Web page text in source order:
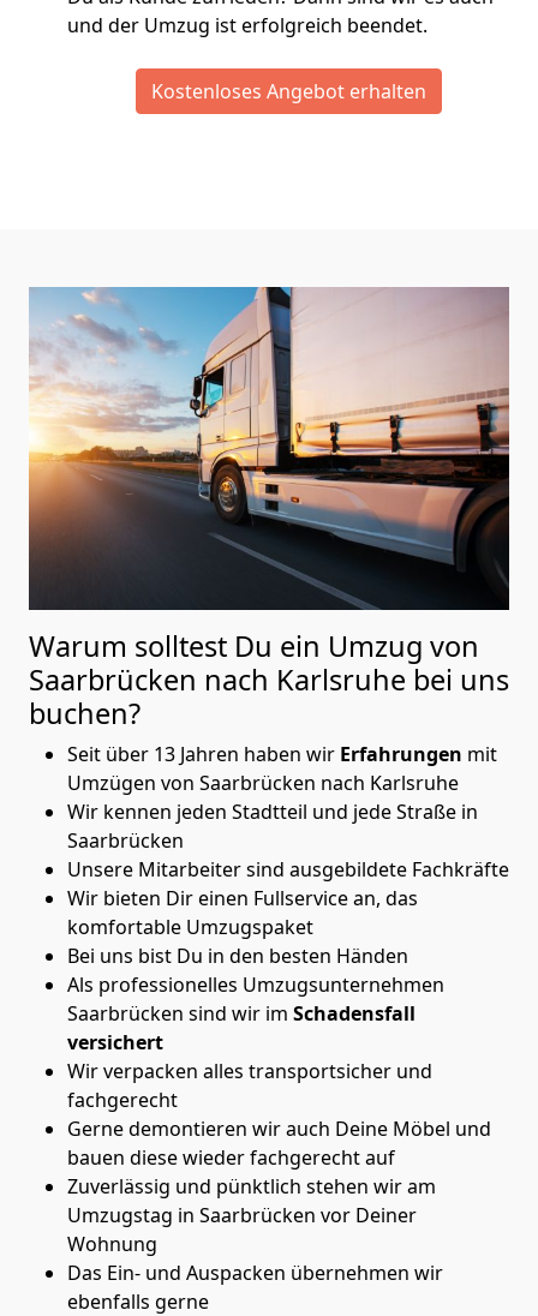
und der Umzug ist erfolgreich beendet.
Kostenloses Angebot erhalten
Warum solltest Du ein Umzug von
Saarbrücken nach Karlsruhe bei uns
buchen?
Seit über 13 Jahren haben wir Erfahrungen mit
Umzügen von Saarbrücken nach Karlsruhe
Wir kennen jeden Stadtteil und jede Straße in
Saarbrücken
Unsere Mitarbeiter sind ausgebildete Fachkräfte
Wir bieten Dir einen Fullservice an, das
komfortable Umzugspaket
Bei uns bist Du in den besten Händen
Als professionelles Umzugsunternehmen
Saarbrücken sind wir im Schadensfall
versichert
Wir verpacken alles transportsicher und
fachgerecht
Gerne demontieren wir auch Deine Möbel und
bauen diese wieder fachgerecht auf
Zuverlässig und pünktlich stehen wir am
Umzugstag in Saarbrücken vor Deiner
Wohnung
Das Ein- und Auspacken übernehmen wir
ebenfalls gerne